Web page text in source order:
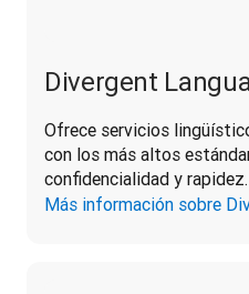
Divergent
Ofrece servicios
con los más altos
confidencialidad y rapidez.
Más información sobre